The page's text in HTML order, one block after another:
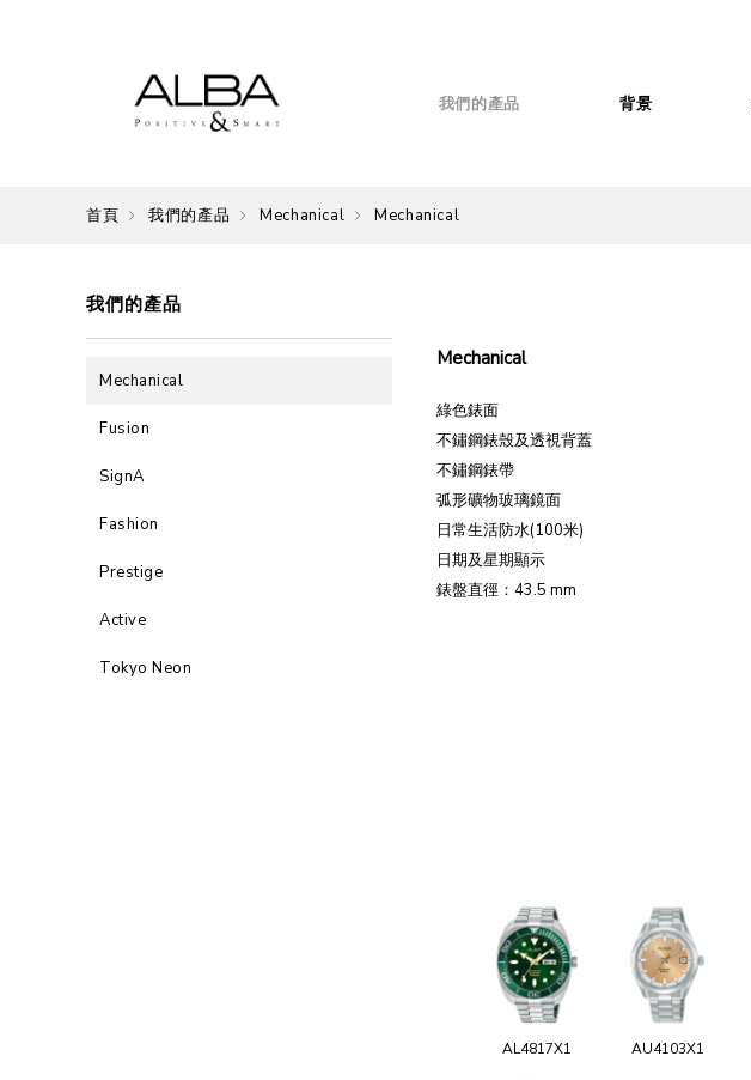
我們的產品 背景
首頁 我們的產品 Mechanical Mechanical
我們的產品
Mechanical
Fusion
SignA
Fashion
Prestige
Active
Tokyo Neon
Mechanical
綠色錶面
不鏽鋼錶殼及透視背蓋
不鏽鋼錶帶
弧形礦物玻璃鏡面
日常生活防水(100米)
日期及星期顯示
錶盤直徑：43.5 mm
AL4817X1 AU4103X1